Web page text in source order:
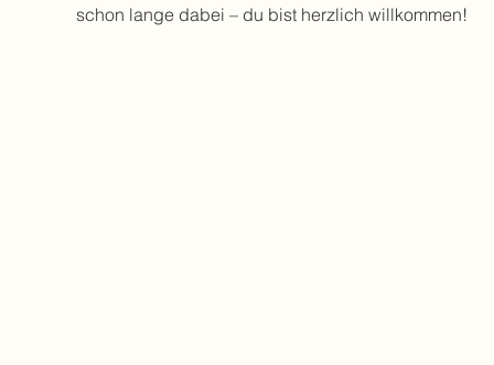
schon lange dabei – du bist herzlich willkommen!